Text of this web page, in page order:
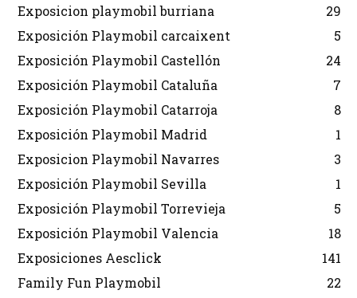
Exposicion playmobil burriana
29
Exposición Playmobil carcaixent
5
Exposición Playmobil Castellón
24
Exposición Playmobil Cataluña
7
Exposición Playmobil Catarroja
8
Exposición Playmobil Madrid
1
Exposicion Playmobil Navarres
3
Exposición Playmobil Sevilla
1
Exposición Playmobil Torrevieja
5
Exposición Playmobil Valencia
18
Exposiciones Aesclick
141
Family Fun Playmobil
22